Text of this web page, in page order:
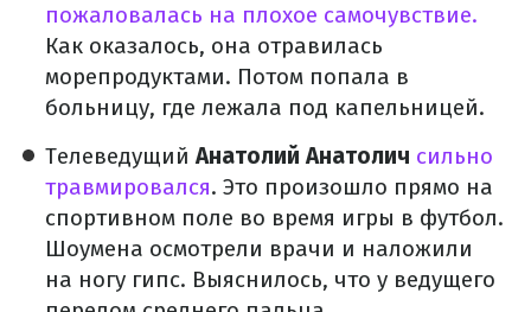
пожаловалась на плохое самочувствие.
Как оказалось, она отравилась
морепродуктами. Потом попала в
больницу, где лежала под капельницей.
Телеведущий Анатолий Анатолич сильно
травмировался. Это произошло прямо на
спортивном поле во время игры в футбол.
Шоумена осмотрели врачи и наложили
на ногу гипс. Выяснилось, что у ведущего